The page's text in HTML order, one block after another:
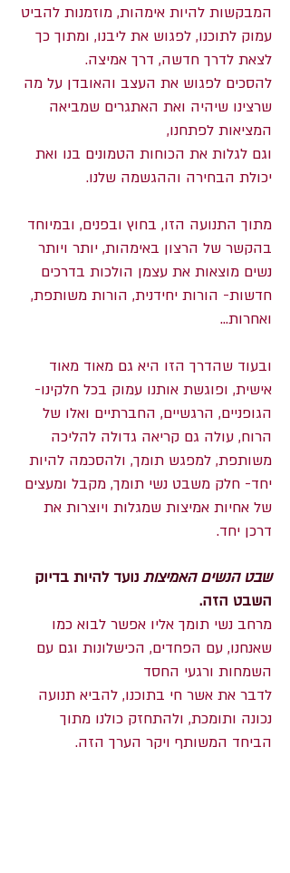
המבקשות להיות אימהות, מוזמנות להביט
עמוק לתוכנו, לפגוש את ליבנו, ומתוך כך
לצאת לדרך חדשה, דרך אמיצה.
להסכים לפגוש את העצב והאובדן על מה
שרצינו שיהיה ואת האתגרים שמביאה
המציאות לפתחנו,
וגם לגלות את הכוחות הטמונים בנו ואת
יכולת הבחירה וההגשמה שלנו.
מתוך התנועה הזו, בחוץ ובפנים, ובמיוחד
בהקשר של הרצון באימהות, יותר ויותר
נשים מוצאות את עצמן הולכות בדרכים
חדשות- הורות יחידנית, הורות משותפת,
ואחרות...
ובעוד שהדרך הזו היא גם מאוד מאוד
אישית, ופוגשת אותנו עמוק בכל חלקינו-
הגופניים, הרגשיים, החברתיים ואלו של
הרוח, עולה גם קריאה גדולה להליכה
משותפת, למפגש תומך, ולהסכמה להיות
יחד- חלק משבט נשי תומך, מקבל ומעצים
של אחיות אמיצות שמגלות ויוצרות את
דרכן יחד.
שבט הנשים האמיצות נועד להיות בדיוק
השבט הזה.
מרחב נשי תומך אליו אפשר לבוא כמו
שאנחנו, עם הפחדים, הכישלונות וגם עם
השמחות ורגעי החסד
לדבר את אשר חי בתוכנו, להביא תנועה
נכונה ותומכת, ולהתחזק כולנו מתוך
הביחד המשותף ויקר הערך הזה.